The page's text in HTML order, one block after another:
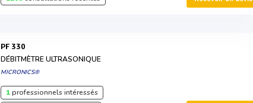
PF 330
DÉBITMÈTRE ULTRASONIQUE
MICRONICS®
1professionnels intéressés